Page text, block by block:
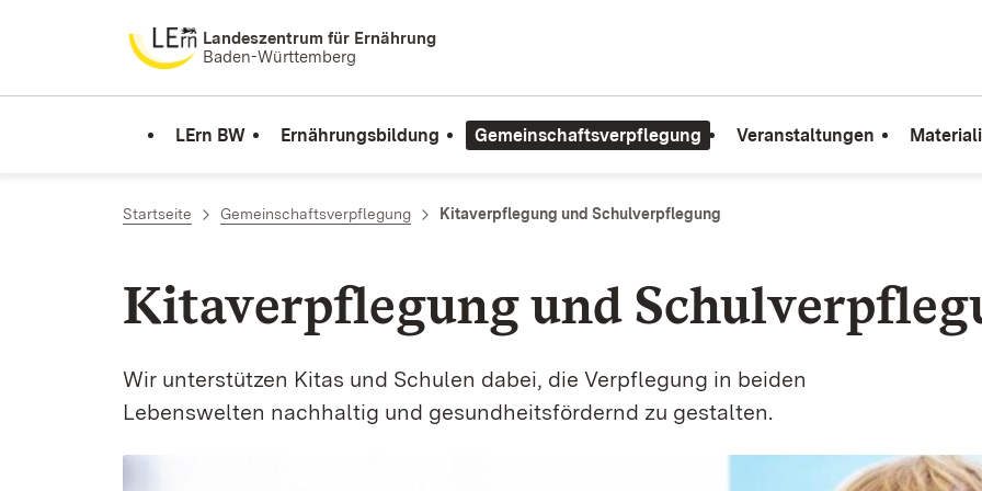
Zum Inhalt springenLandeszentrum für Ernährung
Baden-Württemberg
LErn BW Ernährungsbildung Gemeinschaftsverpflegung Veranstaltungen
Startseite Gemeinschaftsverpflegung Kitaverpflegung und Schulverpflegung
Kitaverpflegung und
Wir unterstützen Kitas und Schulen dabei,­ die Verpflegung in beiden
Lebenswelten­ nachhaltig und gesundheitsfördernd zu gestalten.